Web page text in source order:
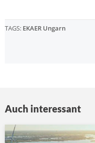
TAGS: EKAER Ungarn
Auch interessant